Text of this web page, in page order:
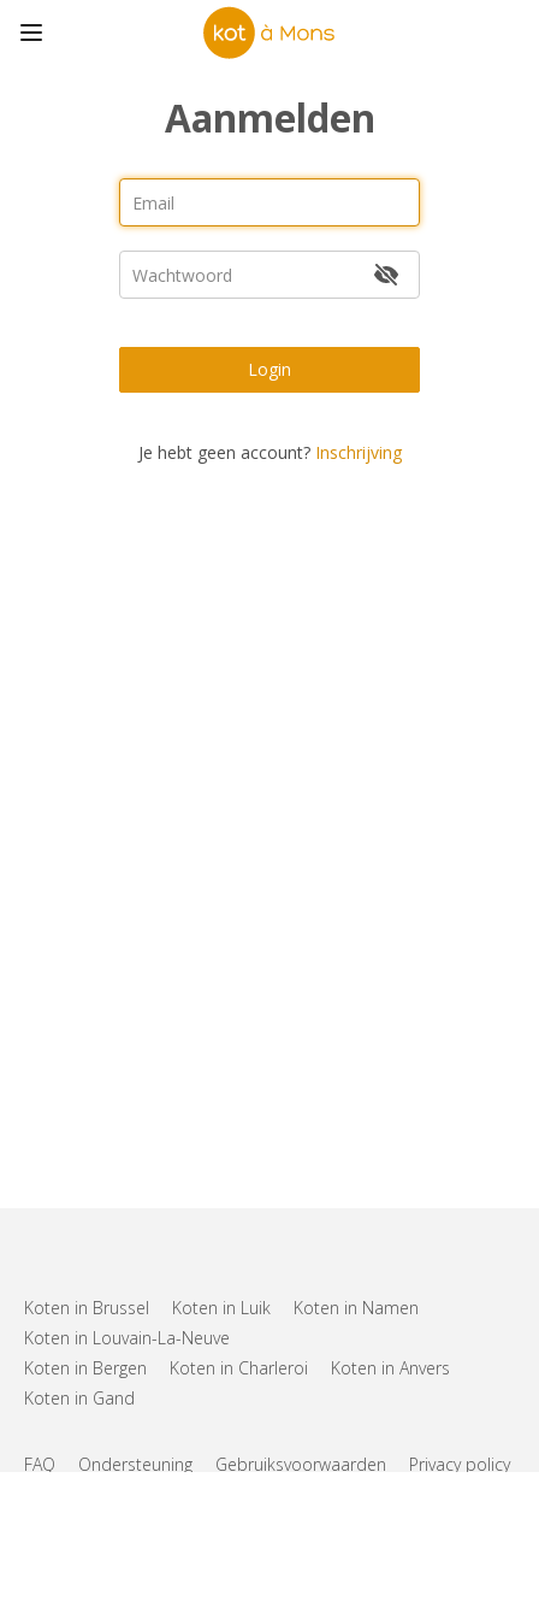
Aanmelden
Login
Je hebt geen account? Inschrijving
Koten in Brussel Koten in Luik
Koten in Namen
Koten in Louvain-La-Neuve
Koten in Bergen
Koten in Charleroi
Koten in Anvers
Koten in Gand
FAQ Ondersteuning Gebruiksvoorwaarden Privacy policy